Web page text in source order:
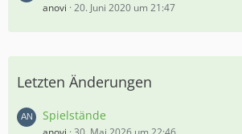
anovi 20. Juni 2020 um 21:47
Letzten Änderungen
Spielstände